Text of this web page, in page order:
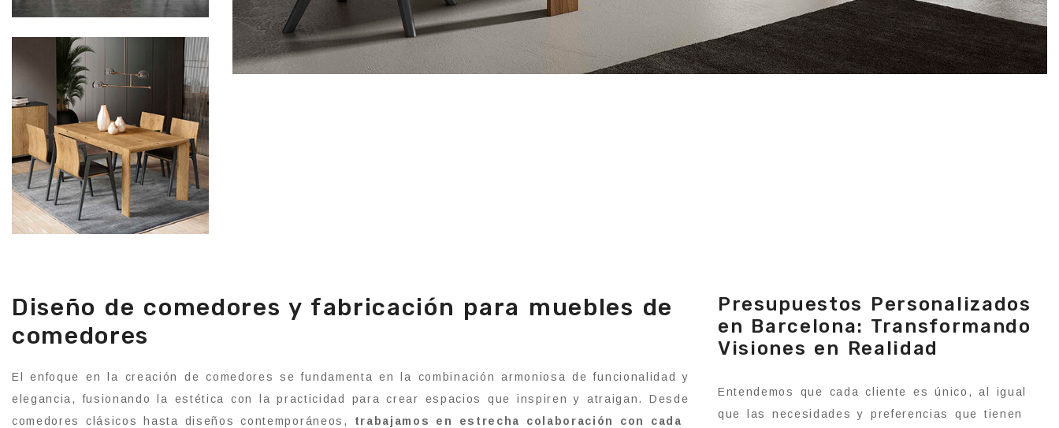
Diseño de comedores y fabricación para muebles de
comedores
El enfoque en la creación de comedores se fundamenta en la combinación armoniosa de funcionalidad y
elegancia, fusionando la estética con la practicidad para crear espacios que inspiren y atraigan. Desde
comedores clásicos hasta diseños contemporáneos, trabajamos en estrecha colaboración con cada
Presupuestos Personalizados
en Barcelona: Transformando
Visiones en Realidad
Entendemos que cada cliente es único, al igual
que las necesidades y preferencias que tienen